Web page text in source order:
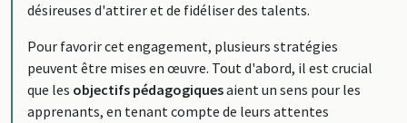
désireuses d'attirer et de fidéliser des talents.
Pour favorir cet engagement, plusieurs stratégies
peuvent être mises en œuvre. Tout d'abord, il est crucial
que les objectifs pédagogiquesaient un sens pour les
apprenants, en tenant compte de leurs attentes